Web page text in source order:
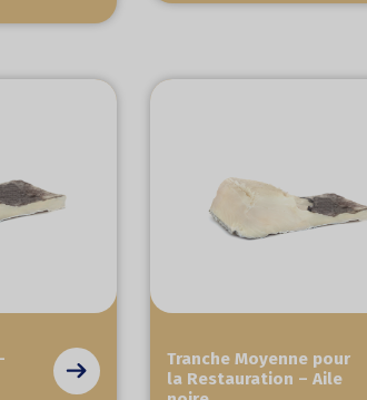
Tranche Moyenne pour
la Restauration – Aile